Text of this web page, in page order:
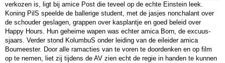
verkozen is, ligt bij amice Post die teveel op de echte Einstein leek.
Koning PilS speelde de ballerige student, met de jasjes nonchalant over
de schouder geslagen, grappen over kasplantje en goed beleid over
Happy Hours. Hun geheime wapen was echter amica Born, de excuus-
sjaars. Verder stond KolumbuS onder leiding van de eileider amica
Boumeester. Door alle ramacties van te voren te doordenken en op film
op te nemen, liet zij tijdens de AV zien echt de regie in handen te kunnen